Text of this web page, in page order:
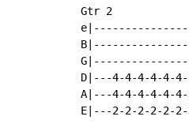
Gtr 2
D|---4-4-4-4-4-
A|---4-4-4-4-4-
E|---2-2-2-2-